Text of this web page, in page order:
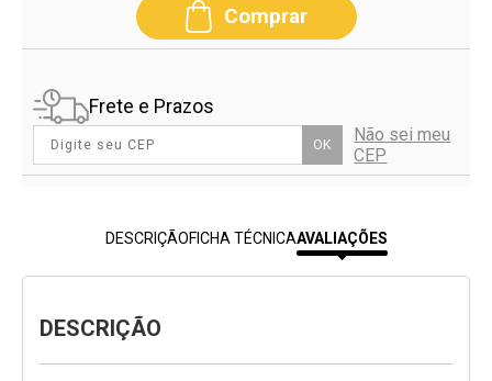
Comprar
Frete e Prazos
OK
Não sei meu
CEP
DESCRIÇÃOFICHA TÉCNICAAVALIAÇÕES
DESCRIÇÃO